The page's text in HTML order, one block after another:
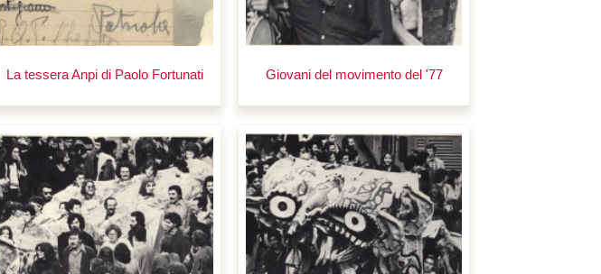
La tessera Anpi di Paolo Fortunati Giovani del movimento del '77